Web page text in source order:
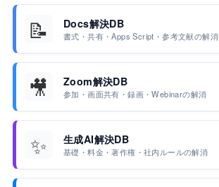
📝 Docs解決DB
書式・共有・Apps Script・参考文献の解消
🎥 Zoom解決DB
参加・画面共有・録画・Webinarの解消
✨ 生成AI解決DB
基礎・料金・著作権・社内ルールの解消